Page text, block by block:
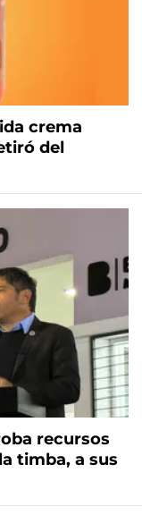
crema
del
recursos
timba, a sus